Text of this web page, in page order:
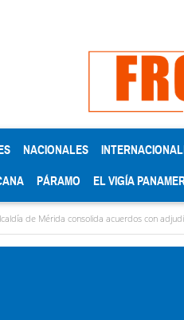
NACIONALES
PÁRAMO EL VIGÍA
consolida acuerdos con adjudicatarios del